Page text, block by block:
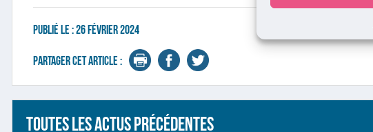
Publié le :26 février 2024
Partager cet article :
Toutes les actus précédentes